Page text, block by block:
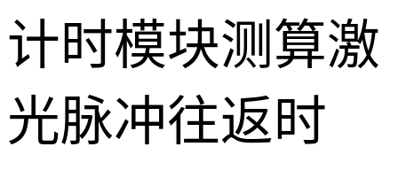
计时模块测算激
光脉冲往返时